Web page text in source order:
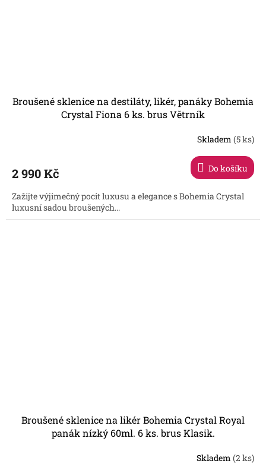
Broušené sklenice na destiláty, likér, panáky Bohemia
Crystal Fiona 6 ks. brus Větrník
Skladem (5 ks)
2 990 Kč Do košíku
Zažijte výjimečný pocit luxusu a elegance s Bohemia Crystal
luxusní sadou broušených...
Broušené sklenice na likér Bohemia Crystal Royal
panák nízký 60ml. 6 ks. brus Klasik.
Skladem (2 ks)